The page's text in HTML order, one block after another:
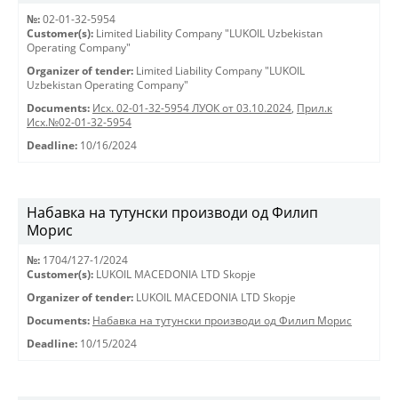
№: 02-01-32-5954
Customer(s): Limited Liability Company "LUKOIL Uzbekistan
Operating Company"
Organizer of tender: Limited Liability Company "LUKOIL
Uzbekistan Operating Company"
Documents: Исх. 02-01-32-5954 ЛУОК от 03.10.2024, Прил.к
Исх.№02-01-32-5954
Deadline: 10/16/2024
Набавка на тутунски производи од Филип
Морис
№: 1704/127-1/2024
Customer(s): LUKOIL MACEDONIA LTD Skopje
Organizer of tender: LUKOIL MACEDONIA LTD Skopje
Documents: Набавка на тутунски производи од Филип Морис
Deadline: 10/15/2024